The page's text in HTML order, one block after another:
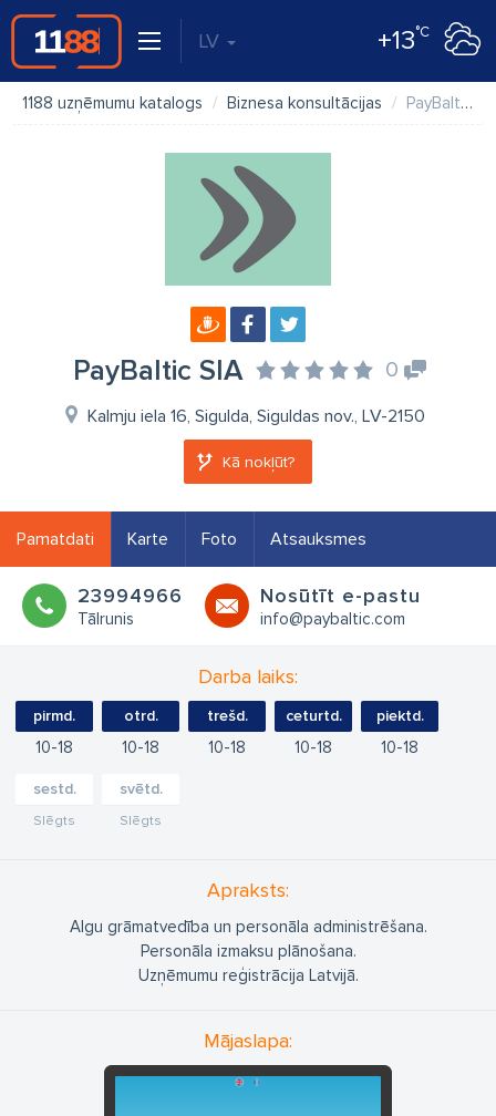
LV +13°C
1188 uzņēmumu katalogs Biznesa konsultācijas PayBaltic SIA
PayBaltic SIA 0
Kalmju iela 16, Sigulda, Siguldas nov., LV-2150
Kā nokļūt?
Pamatdati Karte Foto Atsauksmes
23994966
Tālrunis
Nosūtīt e-pastu
info@paybaltic.com
Darba laiks:
pirmd.
10 18
otrd.
10 18
trešd.
10 18
ceturtd.
10 18
piektd.
10 18
sestd.
Slēgts
svētd.
Slēgts
Apraksts:
Algu grāmatvedība un personāla administrēšana.
Personāla izmaksu plānošana.
Uzņēmumu reģistrācija Latvijā.
Mājaslapa: